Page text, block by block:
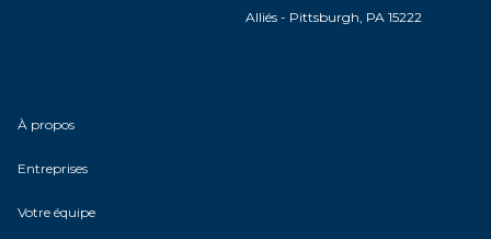
Alliés - Pittsburgh, PA 15222
À propos
Entreprises
Votre équipe